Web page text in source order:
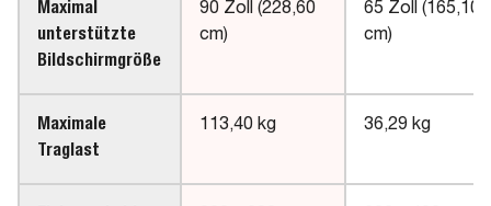
Maximal
unterstützte
Bildschirmgröße
90 Zoll (228,60
cm)
65 Zoll (165,10
cm)
Maximale
Traglast
113,40 kg 36,29 kg